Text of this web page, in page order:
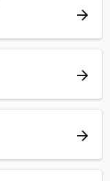
arrow_forward
arrow_forward
arrow_forward